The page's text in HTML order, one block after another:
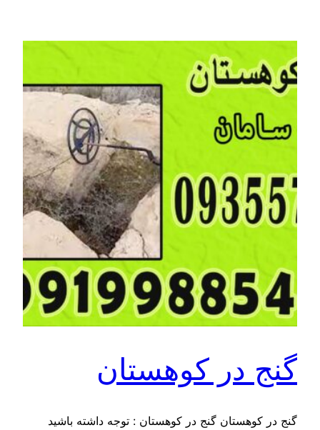
گنج در کوهستان
گنج در کوهستان گنج در کوهستان : توجه داشته باشید